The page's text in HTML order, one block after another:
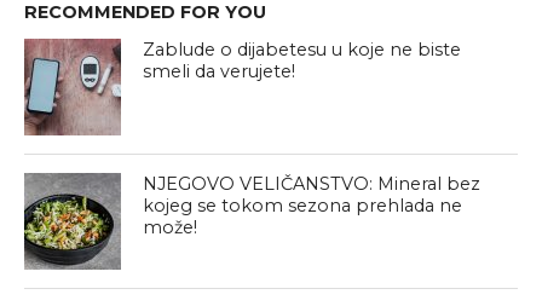
RECOMMENDED FOR YOU
Zablude o dijabetesu u koje ne biste
smeli da verujete!
NJEGOVO VELIČANSTVO: Mineral bez
kojeg se tokom sezona prehlada ne
može!